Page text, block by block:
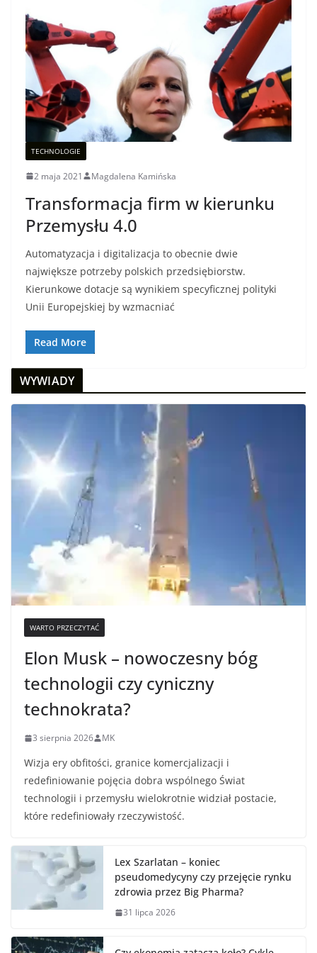
TECHNOLOGIE
2 maja 2021 Magdalena Kamińska
Transformacja firm w kierunku
Przemysłu 4.0
Automatyzacja i digitalizacja to obecnie dwie
największe potrzeby polskich przedsiębiorstw.
Kierunkowe dotacje są wynikiem specyficznej polityki
Unii Europejskiej by wzmacniać
Read More
WYWIADY
WARTO PRZECZYTAĆ
Elon Musk – nowoczesny bóg
technologii czy cyniczny
technokrata?
3 sierpnia 2026 MK
Wizja ery obfitości, granice komercjalizacji i
redefiniowanie pojęcia dobra wspólnego Świat
technologii i przemysłu wielokrotnie widział postacie,
które redefiniowały rzeczywistość.
Lex Szarlatan – koniec
pseudomedycyny czy przejęcie rynku
zdrowia przez Big Pharma?
31 lipca 2026